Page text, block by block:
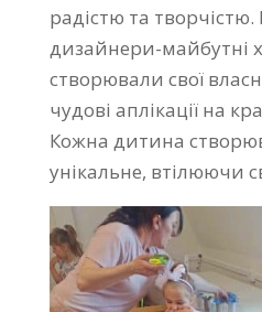
радістю та творчістю.
дизайнери-майбутні
створювали свої
чудові аплікації на
Кожна дитина
унікальне, втілюючи